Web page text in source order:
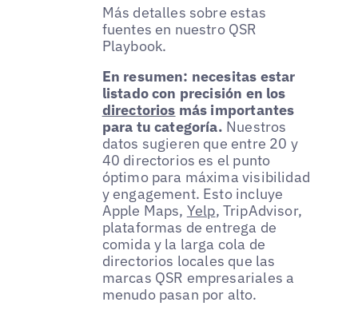
Más detalles sobre estas
fuentes en nuestro QSR
Playbook.
En resumen: necesitas estar
listado con precisión en los
directorios más importantes
para tu categoría. Nuestros
datos sugieren que entre 20 y
40 directorios es el punto
óptimo para máxima visibilidad
y engagement. Esto incluye
Apple Maps, Yelp, TripAdvisor,
plataformas de entrega de
comida y la larga cola de
directorios locales que las
marcas QSR empresariales a
menudo pasan por alto.